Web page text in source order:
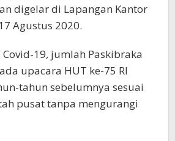
digelar di Lapangan Kantor
Agustus 2020.
19, jumlah Paskibraka
upacara HUT ke-75 RI
tahun sebelumnya sesuai
pusat tanpa mengurangi